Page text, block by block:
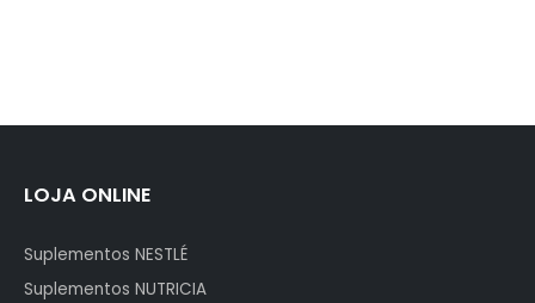
LOJA ONLINE
Suplementos NESTLÉ
Suplementos NUTRICIA